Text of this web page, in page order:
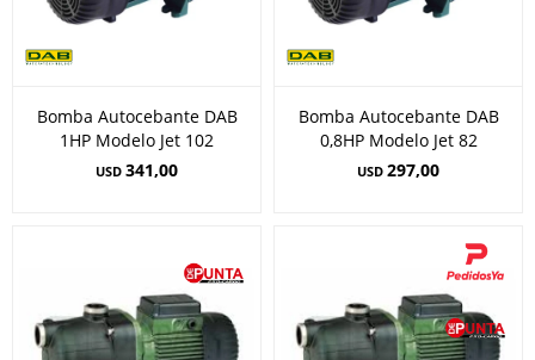
Bomba Autocebante DAB
1HP Modelo Jet 102
USD 341,00
Bomba Autocebante DAB
0,8HP Modelo Jet 82
USD 297,00